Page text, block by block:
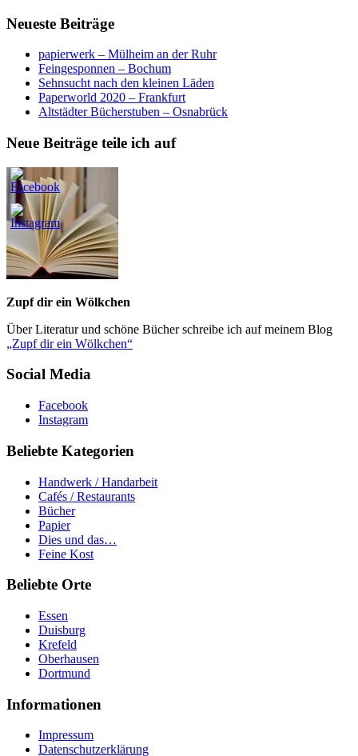
Neueste Beiträge
papierwerk – Mülheim an der Ruhr
Feingesponnen – Bochum
Sehnsucht nach den kleinen Läden
Paperworld 2020 – Frankfurt
Altstädter Bücherstuben – Osnabrück
Neue Beiträge teile ich auf
Zupf dir ein Wölkchen
Über Literatur und schöne Bücher schreibe ich auf meinem Blog
„Zupf dir ein Wölkchen“
Social Media
Facebook
Instagram
Beliebte Kategorien
Handwerk / Handarbeit
Cafés / Restaurants
Bücher
Papier
Dies und das…
Feine Kost
Beliebte Orte
Essen
Duisburg
Krefeld
Oberhausen
Dortmund
Informationen
Impressum
Datenschutzerklärung